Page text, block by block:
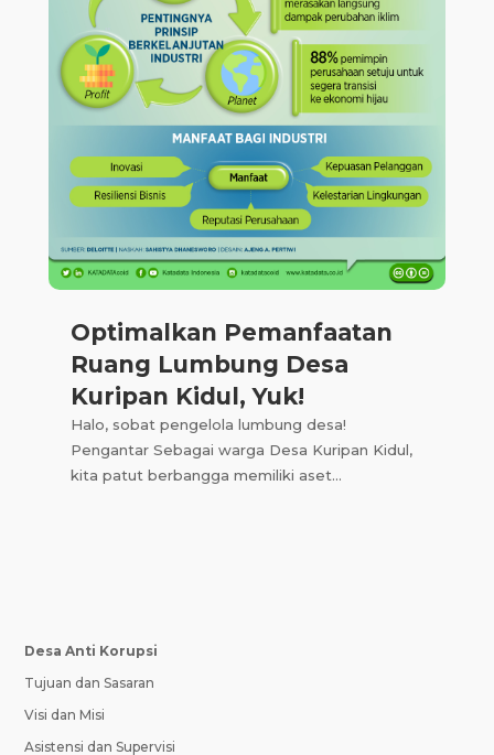
Optimalkan Pemanfaatan
Ruang Lumbung Desa
Kuripan Kidul, Yuk!
Halo, sobat pengelola lumbung desa!
Pengantar Sebagai warga Desa Kuripan Kidul,
kita patut berbangga memiliki aset...
Desa Anti Korupsi
Tujuan dan Sasaran
Visi dan Misi
Asistensi dan Supervisi